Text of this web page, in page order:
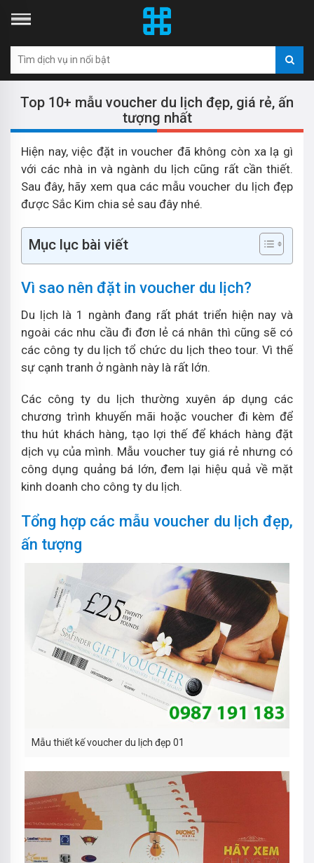
Top 10+ mẫu voucher du lịch đẹp, giá rẻ, ấn
tượng nhất
Hiện nay, việc đặt in voucher đã không còn xa lạ gì
với các nhà in và ngành du lịch cũng rất cần thiết.
Sau đây, hãy xem qua các mẫu voucher du lịch đẹp
được Sắc Kim chia sẻ sau đây nhé.
Mục lục bài viết
Vì sao nên đặt in voucher du lịch?
Du lịch là 1 ngành đang rất phát triển hiện nay và
ngoài các nhu cầu đi đơn lẻ cá nhân thì cũng sẽ có
các công ty du lịch tổ chức du lịch theo tour. Vì thế
sự cạnh tranh ở ngành này là rất lớn.
Các công ty du lịch thường xuyên áp dụng các
chương trình khuyến mãi hoặc voucher đi kèm để
thu hút khách hàng, tạo lợi thế để khách hàng đặt
dịch vụ của mình. Mẫu voucher tuy giá rẻ nhưng có
công dụng quảng bá lớn, đem lại hiệu quả về mặt
kinh doanh cho công ty du lịch.
Tổng hợp các mẫu voucher du lịch đẹp,
ấn tượng
Mẫu thiết kế voucher du lịch đẹp 01